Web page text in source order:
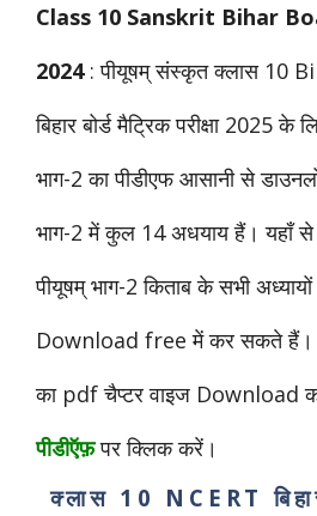
Class 10 Sanskrit Bihar
2024: पीयूषम् संस्कृत क्लास 10
बिहार बोर्ड मैट्रिक परीक्षा 2025
भाग-2 का पीडीएफ आसानी से
भाग-2 में कुल 14 अधयाय हैं। यहाँ
पीयूषम् भाग-2 किताब के सभी
Download free में कर सकते हैं।
का pdf चैप्टर वाइज Download
पीडीऍफ़पर क्लिक करें।
क्लास 10 NCERT